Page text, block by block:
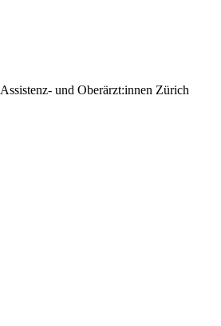
und Oberärzt:innen Zürich